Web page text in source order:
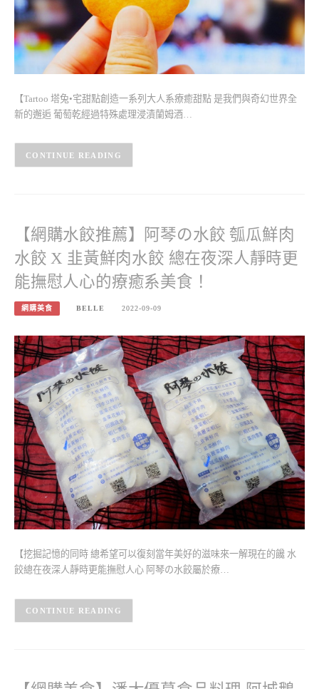
【Tartoo 塔兔•宅甜點創造一系列大人系療癒甜點 是我們與奇幻世界全
新的邂逅 葡萄乾經過特殊處理浸漬蘭姆酒…
CONTINUE READING
【網購水餃推薦】阿琴の水餃 瓠瓜鮮肉
水餃 X 韭黃鮮肉水餃 總在夜深人靜時更
能撫慰人心的療癒系美食！
網購美食 BELLE 2022-09-09
【挖掘記憶的同時 總希望可以復刻當年美好的滋味來一解現在的饞 水
餃總在夜深人靜時更能撫慰人心 阿琴の水餃屬於療…
CONTINUE READING